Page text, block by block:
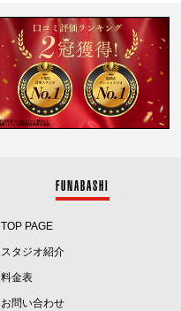
FUNABASHI
TOP PAGE
スタジオ紹介
料金表
お問い合わせ